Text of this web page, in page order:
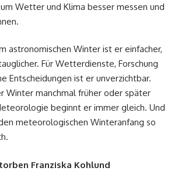
Wetter und Klima besser messen und
astronomischen Winter ist er einfacher,
Für Wetterdienste, Forschung
Entscheidungen ist er unverzichtbar.
Winter manchmal früher oder später
beginnt er immer gleich. Und
meteorologischen Winteranfang so
Franziska Kohlund